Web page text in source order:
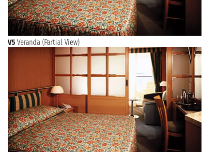
V5 Veranda (Partial View)